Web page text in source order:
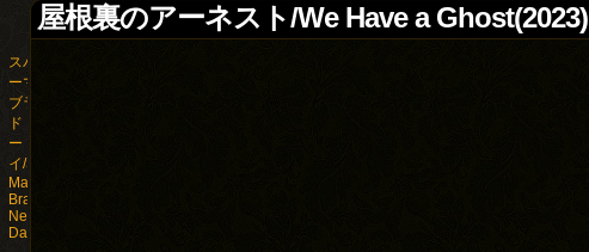
スパイダ
ーマン：
ブラン
ド・ニュ
ー・デ
イ/Spider-
Man:
Brand
New
Day(2026)
屋根裏のアーネスト/We Have a Ghost(2023)